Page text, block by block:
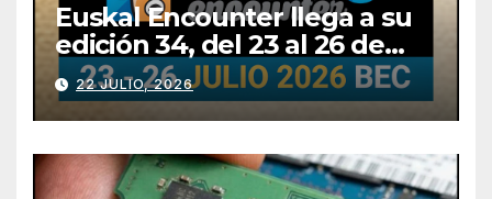
Euskal Encounter llega a su
edición 34, del 23 al 26 de
julio
22 JULIO, 2026